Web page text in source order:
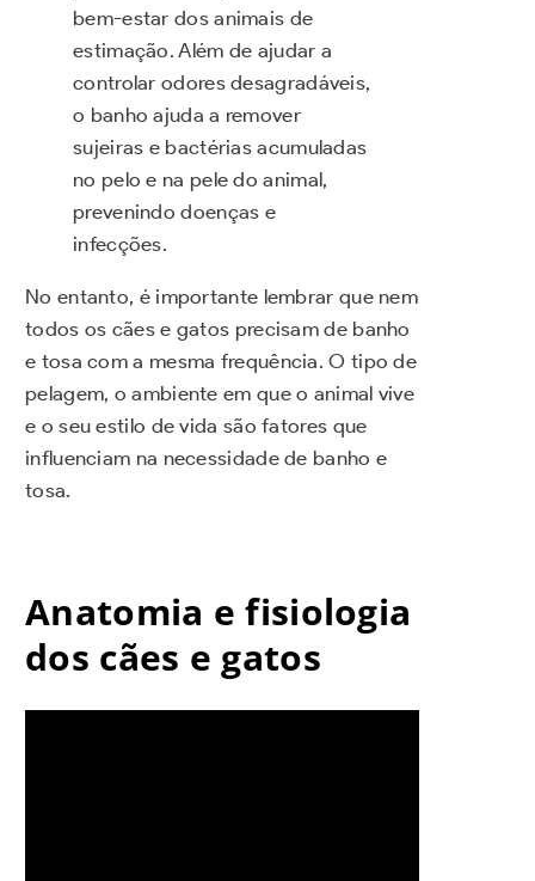
bem-estar dos animais de
estimação. Além de ajudar a
controlar odores desagradáveis,
o banho ajuda a remover
sujeiras e bactérias acumuladas
no pelo e na pele do animal,
prevenindo doenças e
infecções.
No entanto, é importante lembrar que nem
todos os cães e gatos precisam de banho
e tosa com a mesma frequência. O tipo de
pelagem, o ambiente em que o animal vive
e o seu estilo de vida são fatores que
influenciam na necessidade de banho e
tosa.
Anatomia e fisiologia
dos cães e gatos